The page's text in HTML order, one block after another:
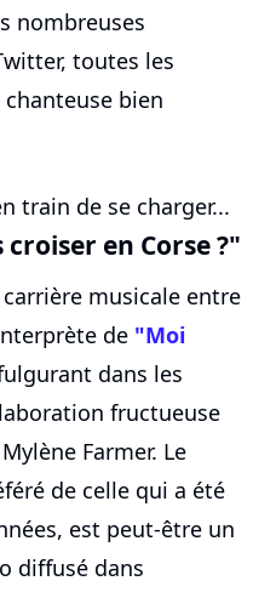
nombreuses
toutes les
bien
train de se charger...
en Corse ?"
musicale entre
de "Moi
dans les
fructueuse
Farmer. Le
de celle qui a été
est peut-être un
diffusé dans